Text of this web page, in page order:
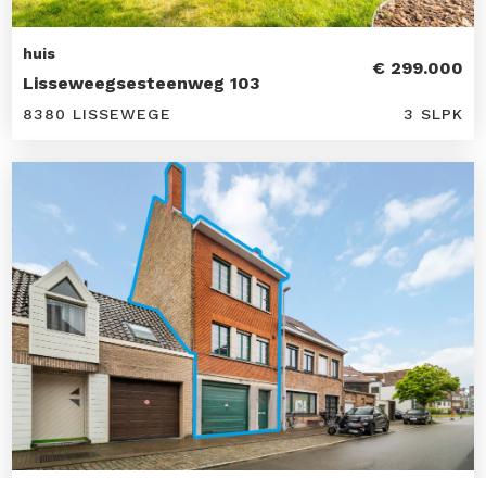
huis
Lisseweegsesteenweg 103
€ 299.000
8380 LISSEWEGE 3 SLPK